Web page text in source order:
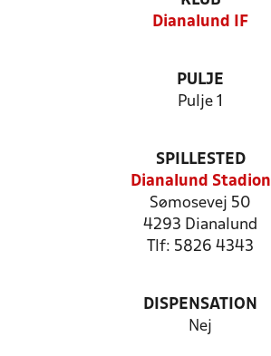
Dianalund IF
PULJE
Pulje 1
SPILLESTED
Dianalund Stadion
Sømosevej 50
4293 Dianalund
Tlf: 5826 4343
DISPENSATION
Nej